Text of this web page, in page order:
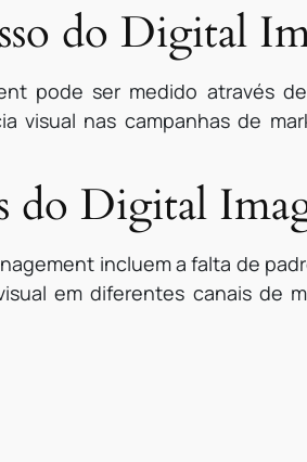
do Digital
pode ser medido através
visual nas campanhas de
do Digital
incluem a falta de
em diferentes canais de